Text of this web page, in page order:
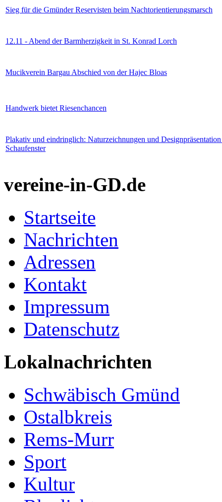
Sieg für die Gmünder Reservisten beim Nachtorientierungsmarsch
12.11 - Abend der Barmherzigkeit in St. Konrad Lorch
Mucikverein Bargau Abschied von der Hajec Bloas
Handwerk bietet Riesenchancen
Plakativ und eindringlich: Naturzeichnungen und
Schaufenster
vereine-in-GD.de
Startseite
Nachrichten
Adressen
Kontakt
Impressum
Datenschutz
Lokalnachrichten
Schwäbisch Gmünd
Ostalbkreis
Rems-Murr
Sport
Kultur